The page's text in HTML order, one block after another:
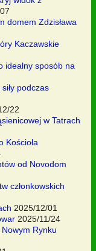
domem Zdzisława
Kaczawskie
idealny sposób na
podczas
22
w Tatrach
Kościoła
od Novodom
członkowskich
2025/12/01
2025/11/24
Rynku